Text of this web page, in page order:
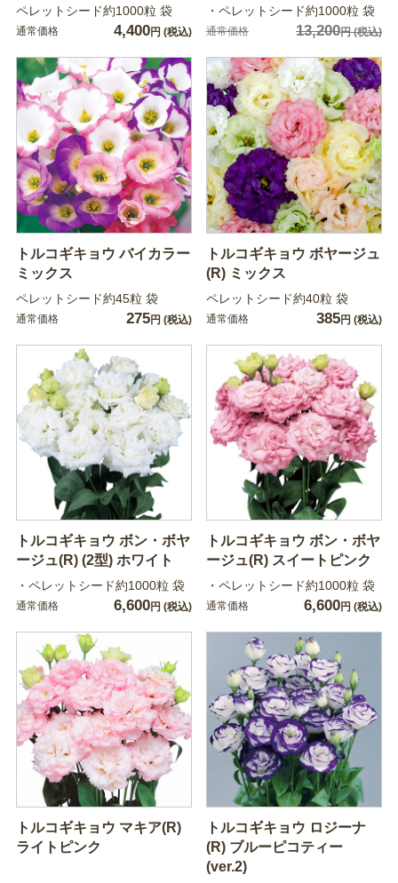
ペレットシード約1000粒 袋
通常価格 4,400円 (税込)
・ペレットシード約1000粒 袋
通常価格 13,200円(税込)
トルコギキョウ バイカラー
ミックス
ペレットシード約45粒 袋
通常価格 275円 (税込)
トルコギキョウ ボヤージュ
(R) ミックス
ペレットシード約40粒 袋
通常価格 385円 (税込)
トルコギキョウ ボン・ボヤ
ージュ(R) (2型) ホワイト
・ペレットシード約1000粒 袋
通常価格 6,600円 (税込)
トルコギキョウ ボン・ボヤ
ージュ(R) スイートピンク
・ペレットシード約1000粒 袋
通常価格 6,600円 (税込)
トルコギキョウ マキア(R)
ライトピンク
トルコギキョウ ロジーナ
(R) ブルーピコティー
(ver.2)